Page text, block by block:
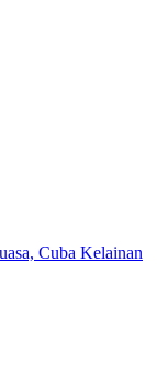
Cuba Kelainan